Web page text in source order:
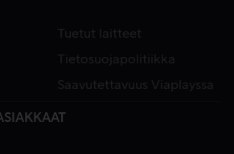
Tuetut laitteet
Tietosuojapolitiikka
Saavutettavuus Viaplayssa